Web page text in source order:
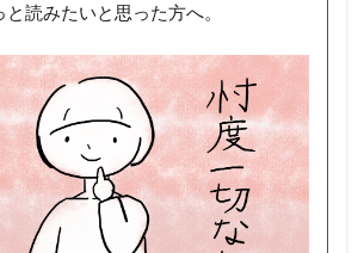
と読みたいと思った方へ。